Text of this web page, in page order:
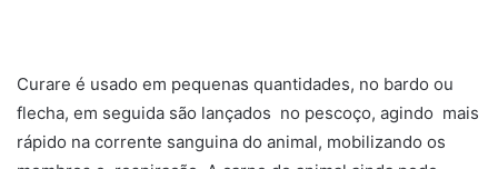
Curare é usado em pequenas quantidades, no bardo ou
flecha, em seguida são lançados no pescoço, agindo mais
rápido na corrente sanguina do animal, mobilizando os